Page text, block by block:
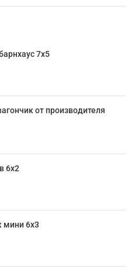
7х5
от производителя
6х2
мини 6х3